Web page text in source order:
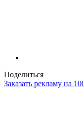
Поделиться
Заказать рекламу на